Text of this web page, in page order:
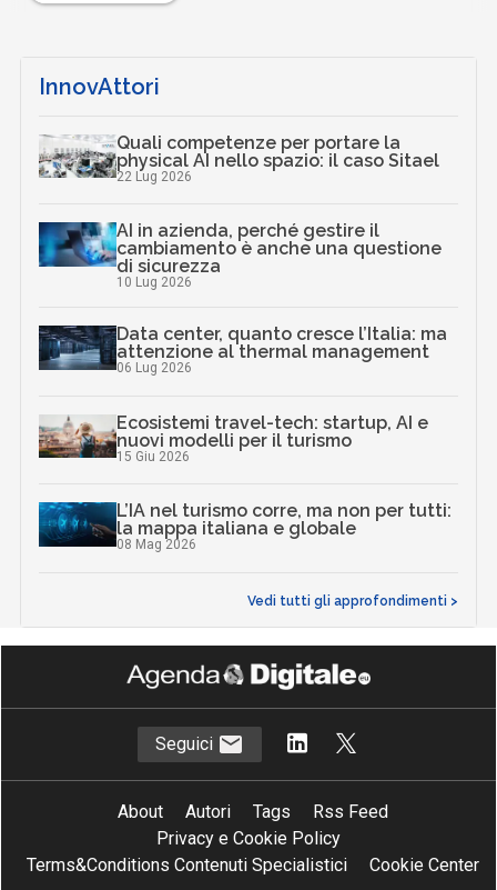
InnovAttori
Quali competenze per portare la
physical AI nello spazio: il caso Sitael
22 Lug 2026
AI in azienda, perché gestire il
cambiamento è anche una questione
di sicurezza
10 Lug 2026
Data center, quanto cresce l’Italia: ma
attenzione al thermal management
06 Lug 2026
Ecosistemi travel-tech: startup, AI e
nuovi modelli per il turismo
15 Giu 2026
L’IA nel turismo corre, ma non per tutti:
la mappa italiana e globale
08 Mag 2026
Vedi tutti gli approfondimenti >
Seguici
About Autori Tags
Rss Feed
Privacy e Cookie Policy
Terms&Conditions Contenuti Specialistici
Cookie Center